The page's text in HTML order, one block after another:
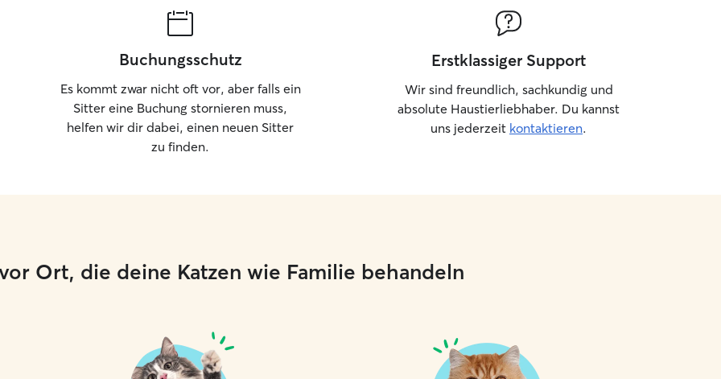
Buchungsschutz
Es kommt zwar nicht oft vor, aber falls ein
Sitter eine Buchung stornieren muss,
helfen wir dir dabei, einen neuen Sitter
zu finden.
Erstklassiger Support
Wir sind freundlich, sachkundig und
absolute Haustierliebhaber. Du kannst
uns jederzeit kontaktieren.
Ort, die deine Katzen wie Familie behandeln